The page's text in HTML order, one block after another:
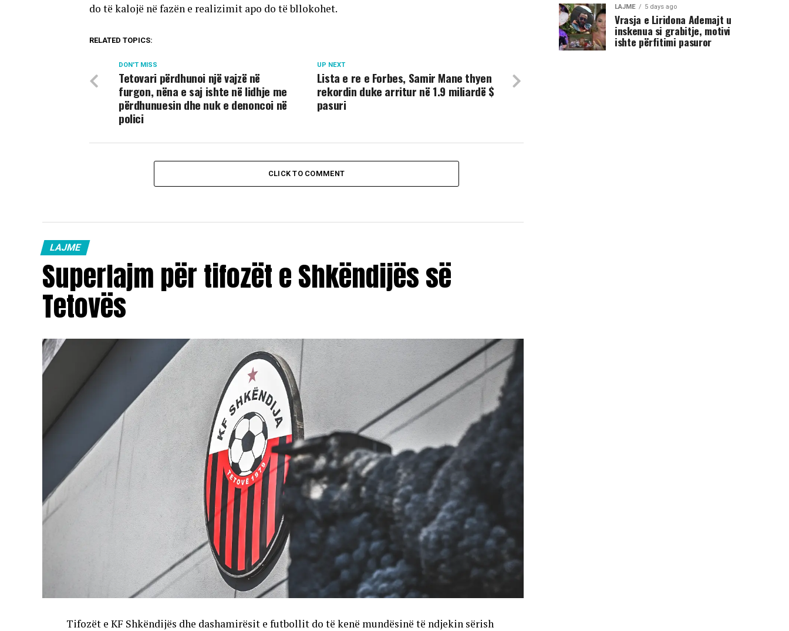
do të kalojë në fazën e realizimit apo do të bllokohet.
RELATED TOPICS:
UP NEXT
Lista e re e Forbes, Samir Mane thyen
rekordin duke arritur në 1.9 miliardë $
pasuri
DON'T MISS
Tetovari përdhunoi një vajzë në
furgon, nëna e saj ishte në lidhje me
përdhunuesin dhe nuk e denoncoi në
polici
CLICK TO COMMENT
LAJME
Superlajm për tifozët e Shkëndijës së
Tetovës
Tifozët e KF Shkëndijës dhe dashamirësit e futbollit do të kenë mundësinë të ndjekin sërish
LAJME 5 days ago
Vrasja e Liridona Ademajt u
inskenua si grabitje, motivi
ishte përfitimi pasuror